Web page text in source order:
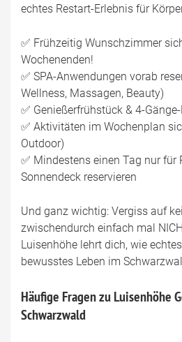
echtes Restart-Erlebnis für
✅ Frühzeitig Wunschzimmer
Wochenenden!
✅ SPA-Anwendungen vorab
Wellness, Massagen, Beauty)
✅ Genießerfrühstück & 4-
✅ Aktivitäten im Wochenplan
Outdoor)
✅ Mindestens einen Tag nur für
Sonnendeck reservieren
Und ganz wichtig: Vergiss auf
zwischendurch einfach mal
Luisenhöhe lehrt dich, wie
bewusstes Leben im
Häufige Fragen zu Luisenhöhe
Schwarzwald